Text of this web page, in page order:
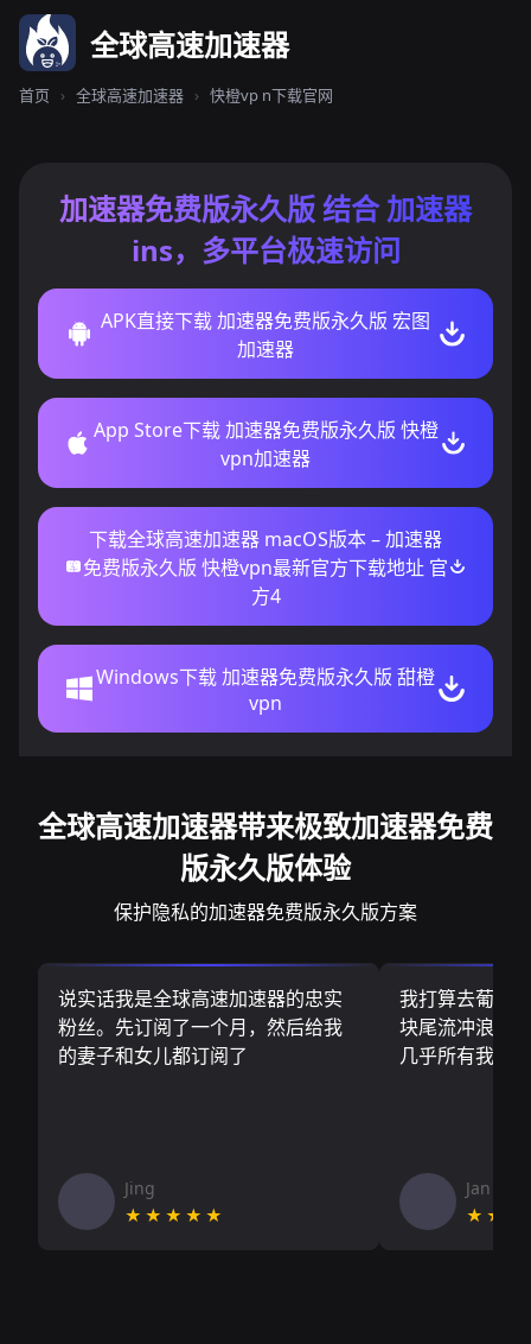
全球高速加速器
首页 › 全球高速加速器 › 快橙vp n下载官网
加速器免费版永久版 结合 加速器
ins，多平台极速访问
APK直接下载 加速器免费版永久版 宏图
加速器
App Store下载 加速器免费版永久版 快橙
vpn加速器
下载全球高速加速器 macOS版本 – 加速器
免费版永久版 快橙vpn最新官方下载地址 官
方4
Windows下载 加速器免费版永久版 甜橙
vpn
全球高速加速器带来极致加速器免费
版永久版体验
保护隐私的加速器免费版永久版方案
说实话我是全球高速加速器的忠实
粉丝。先订阅了一个月，然后给我
的妻子和女儿都订阅了
Jing
★★★★★
我打算去葡萄
块尾流冲浪板
几乎所有我需
Jan V